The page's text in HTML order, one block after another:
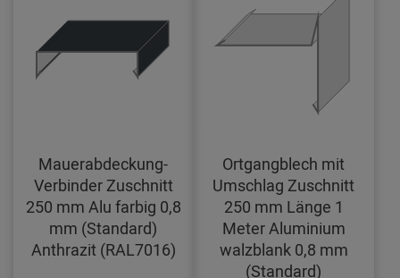
Mauerabdeckung-
Verbinder Zuschnitt
250 mm Alu farbig 0,8
mm (Standard)
Anthrazit (RAL7016)
Ortgangblech mit
Umschlag Zuschnitt
250 mm Länge 1
Meter Aluminium
walzblank 0,8 mm
(Standard)